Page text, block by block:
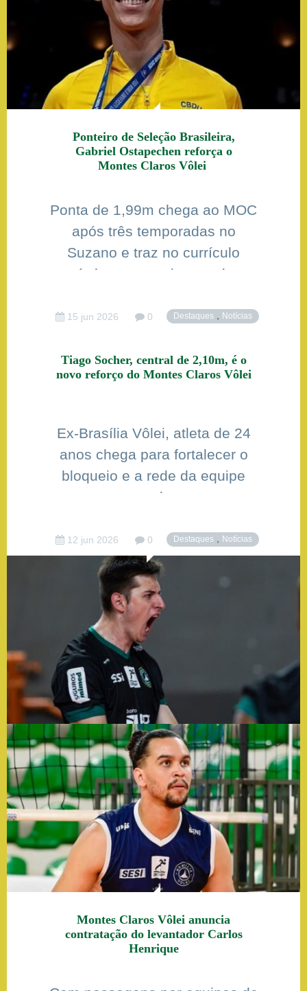
Ponteiro de Seleção Brasileira,
Gabriel Ostapechen reforça o
Montes Claros Vôlei
Ponta de 1,99m chega ao MOC
após três temporadas no
Suzano e traz no currículo
títulos e conquistas pela
15 jun 2026 0 Destaques, Notícias
Tiago Socher, central de 2,10m, é o
novo reforço do Montes Claros Vôlei
Ex-Brasília Vôlei, atleta de 24
anos chega para fortalecer o
bloqueio e a rede da equipe
montes-clarense
12 jun 2026 0 Destaques, Notícias
Montes Claros Vôlei anuncia
contratação do levantador Carlos
Henrique